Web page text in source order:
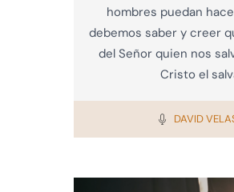
hombres puedan
debemos saber y creer
del Señor quien nos
Cristo el
DAVID